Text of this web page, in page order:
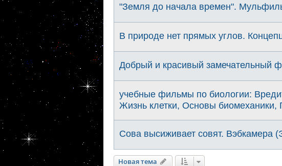
"Земля до начала времен".
В природе нет прямых углов.
Добрый и красивый замечательный
учебные фильмы по биологии:
Жизнь клетки, Основы биомеханики,
Сова высиживает совят. Вэбкамера
Новая тема